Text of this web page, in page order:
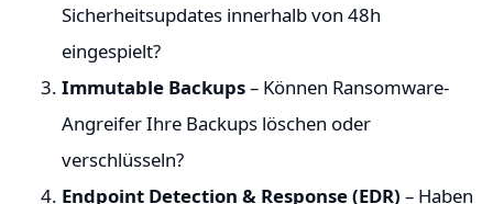
Sicherheitsupdates innerhalb von 48h
eingespielt?
Immutable Backups– Können Ransomware-
Angreifer Ihre Backups löschen oder
verschlüsseln?
Endpoint Detection & Response (EDR) – Haben